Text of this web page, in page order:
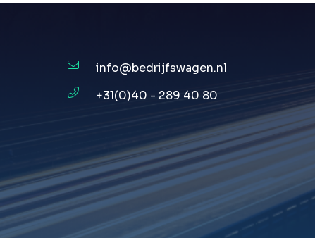
info@bedrijfswagen.nl
+31(0)40 - 289 40 80